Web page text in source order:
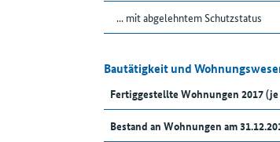
... mit abgelehntem Schutzstatus
Bautätigkeit und
Fertiggestellte Wohnungen 2017
Bestand an Wohnungen am